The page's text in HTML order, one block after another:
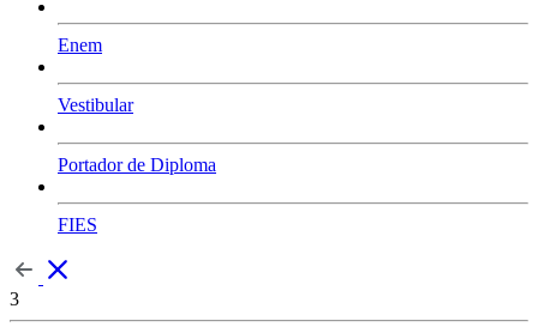
Enem
Vestibular
Portador de Diploma
FIES
3